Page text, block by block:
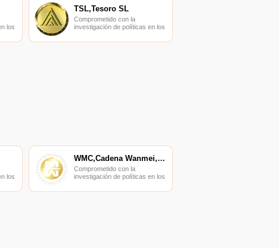
los
TSL,Tesoro SL
Comprometido con la
investigación de políticas en los
finanzas, las finanzas
los
WMC,Cadena Wanmei,Cadena WM
Comprometido con la
investigación de políticas en los
finanzas, las finanzas